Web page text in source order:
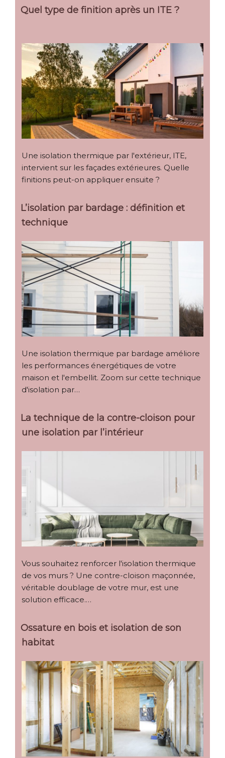
Quel type de finition après un ITE ?
Une isolation thermique par l'extérieur, ITE,
intervient sur les façades extérieures. Quelle
finitions peut-on appliquer ensuite ?
L’isolation par bardage : définition et
technique
Une isolation thermique par bardage améliore
les performances énergétiques de votre
maison et l'embellit. Zoom sur cette technique
d'isolation par…
La technique de la contre-cloison pour
une isolation par l’intérieur
Vous souhaitez renforcer l'isolation thermique
de vos murs ? Une contre-cloison maçonnée,
véritable doublage de votre mur, est une
solution efficace.…
Ossature en bois et isolation de son
habitat